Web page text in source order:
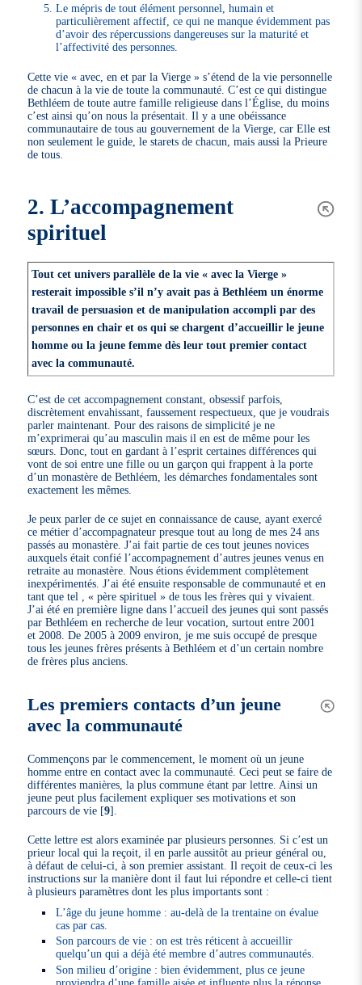
Le mépris de tout élément personnel, humain et
particulièrement affectif, ce qui ne manque évidemment pas
d’avoir des répercussions dangereuses sur la maturité et
l’affectivité des personnes.
Cette vie « avec, en et par la Vierge » s’étend de la vie personnelle
de chacun à la vie de toute la communauté. C’est ce qui distingue
Bethléem de toute autre famille religieuse dans l’Église, du moins
c’est ainsi qu’on nous la présentait. Il y a une obéissance
communautaire de tous au gouvernement de la Vierge, car Elle est
non seulement le guide, le starets de chacun, mais aussi la Prieure
de tous.
2. L’accompagnement
spirituel
Tout cet univers parallèle de la vie « avec la Vierge »
resterait impossible s’il n’y avait pas à Bethléem un énorme
travail de persuasion et de manipulation accompli par des
personnes en chair et os qui se chargent d’accueillir le jeune
homme ou la jeune femme dès leur tout premier contact
avec la communauté.
C’est de cet accompagnement constant, obsessif parfois,
discrètement envahissant, faussement respectueux, que je voudrais
parler maintenant. Pour des raisons de simplicité je ne
m’exprimerai qu’au masculin mais il en est de même pour les
sœurs. Donc, tout en gardant à l’esprit certaines différences qui
vont de soi entre une fille ou un garçon qui frappent à la porte
d’un monastère de Bethléem, les démarches fondamentales sont
exactement les mêmes.
Je peux parler de ce sujet en connaissance de cause, ayant exercé
ce métier d’accompagnateur presque tout au long de mes 24 ans
passés au monastère. J’ai fait partie de ces tout jeunes novices
auxquels était confié l’accompagnement d’autres jeunes venus en
retraite au monastère. Nous étions évidemment complètement
inexpérimentés. J’ai été ensuite responsable de communauté et en
tant que tel , « père spirituel » de tous les frères qui y vivaient.
J’ai été en première ligne dans l’accueil des jeunes qui sont passés
par Bethléem en recherche de leur vocation, surtout entre 2001
et 2008. De 2005 à 2009 environ, je me suis occupé de presque
tous les jeunes frères présents à Bethléem et d’un certain nombre
de frères plus anciens.
Les premiers contacts d’un jeune
avec la communauté
Commençons par le commencement, le moment où un jeune
homme entre en contact avec la communauté. Ceci peut se faire de
différentes manières, la plus commune étant par lettre. Ainsi un
jeune peut plus facilement expliquer ses motivations et son
parcours de vie [9]
Cette lettre est alors examinée par plusieurs personnes. Si c’est un
prieur local qui la reçoit, il en parle aussitôt au prieur général ou,
à défaut de celui-ci, à son premier assistant. Il reçoit de ceux-ci les
instructions sur la manière dont il faut lui répondre et celle-ci tient
à plusieurs paramètres dont les plus importants sont :
L’âge du jeune homme : au-delà de la trentaine on évalue
cas par cas.
Son parcours de vie : on est très réticent à accueillir
quelqu’un qui a déjà été membre d’autres communautés.
Son milieu d’origine : bien évidemment, plus ce jeune
proviendra d’une famille aisée et influente plus la réponse